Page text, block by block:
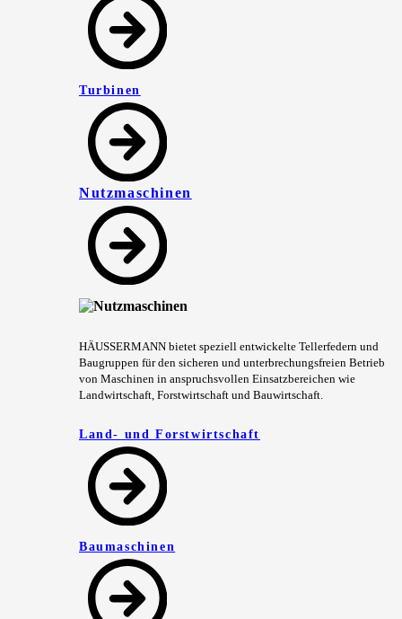
Turbinen
Nutzmaschinen
HÄUSSERMANN bietet speziell entwickelte Tellerfedern und
Baugruppen für den sicheren und unterbrechungsfreien Betrieb
von Maschinen in anspruchsvollen Einsatzbereichen wie
Landwirtschaft, Forstwirtschaft und Bauwirtschaft.
Land- und Forstwirtschaft
Baumaschinen